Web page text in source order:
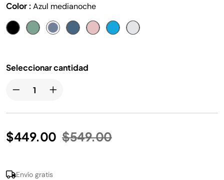
Color : Azul medianoche
Seleccionar cantidad
$449.00 Precio reducido de
$549.00a
Envío gratis